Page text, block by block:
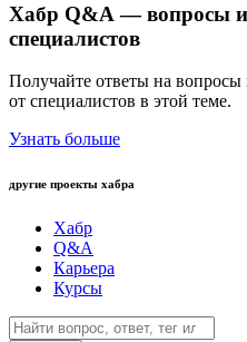
Хабр Q&A — вопросы и
специалистов
Получайте ответы на
от специалистов в этой теме.
Узнать больше
другие проекты хабра
Хабр
Q&A
Карьера
Курсы